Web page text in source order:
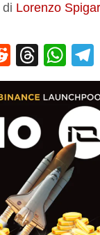
di Lorenzo
R
e
d
di
t
T
hr
e
a
d
s
W
h
at
s
A
p
p